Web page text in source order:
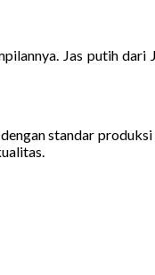
Jas putih
standar